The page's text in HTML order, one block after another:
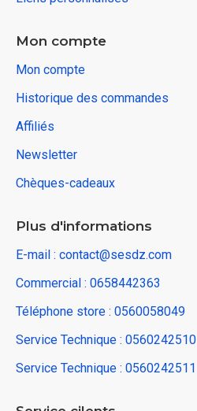
Mon compte
Mon compte
Historique des commandes
Affiliés
Newsletter
Chèques-cadeaux
Plus d'informations
E-mail : contact@sesdz.com
Commercial : 0658442363
Téléphone store : 0560058049
Service Technique : 0560242510
Service Technique : 0560242511